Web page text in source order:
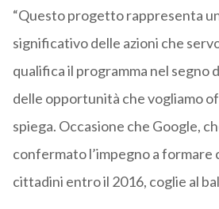
“Questo progetto rappresenta
significativo delle azioni che
qualifica il programma nel segno
delle opportunità che vogliamo
spiega. Occasione che Google,
confermato l’impegno a formare
cittadini entro il 2016, coglie al